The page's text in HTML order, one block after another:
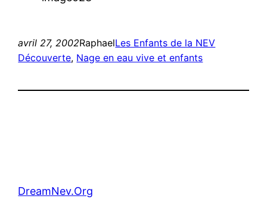
avril 27, 2002RaphaelLes Enfants de la NEV
Découverte, Nage en eau vive et enfants
DreamNev.Org